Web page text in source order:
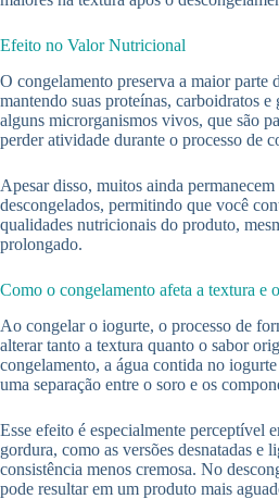
Efeito no Valor Nutricional
O congelamento preserva a maior parte
mantendo suas proteínas, carboidratos
alguns microrganismos vivos, que são
perder atividade durante o processo de
Apesar disso, muitos ainda
descongelados, permitindo que você
qualidades nutricionais do produto,
prolongado.
Como o congelamento afeta a textura e
Ao congelar o iogurte, o processo de
alterar tanto a textura quanto o sabor
congelamento, a água contida no
uma separação entre o soro e os
Esse efeito é especialmente perceptível
gordura, como as versões desnatadas e
consistência menos cremosa. No
pode resultar em um produto mais